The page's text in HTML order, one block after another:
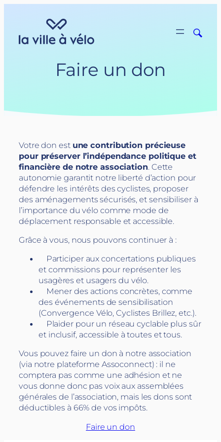
Faire un don
Votre don est une contribution précieuse
pour préserver l’indépendance politique et
financière de notre association. Cette
autonomie garantit notre liberté d’action pour
défendre les intérêts des cyclistes, proposer
des aménagements sécurisés, et sensibiliser à
l’importance du vélo comme mode de
déplacement responsable et accessible.
Grâce à vous, nous pouvons continuer à :
Participer aux concertations publiques
et commissions pour représenter les
usagères et usagers du vélo.
Mener des actions concrètes, comme
des événements de sensibilisation
(Convergence Vélo, Cyclistes Brillez, etc.).
Plaider pour un réseau cyclable plus sûr
et inclusif, accessible à toutes et tous.
Vous pouvez faire un don à notre association
(via notre plateforme Assoconnect) : il ne
comptera pas comme une adhésion et ne
vous donne donc pas voix aux assemblées
générales de l’association, mais les dons sont
déductibles à 66% de vos impôts.
Faire un don